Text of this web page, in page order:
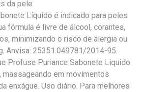
da pele.
Líquido é indicado para peles
fórmula é livre de álcool, corantes,
minimizando o risco de alergia ou
Anvisa: 25351.049781/2014-95.
Profuse Puriance Sabonete Liquido
em movimentos
enxágue. Uso diário. Para melhores